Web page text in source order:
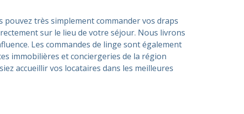
room LYON 06
LYON 07
room LYON 08
room LYON 09
pouvez très simplement commander vos draps
sur le lieu de votre séjour. Nous livrons
Les commandes de linge sont également
immobilières et conciergeries de la région
accueillir vos locataires dans les meilleures